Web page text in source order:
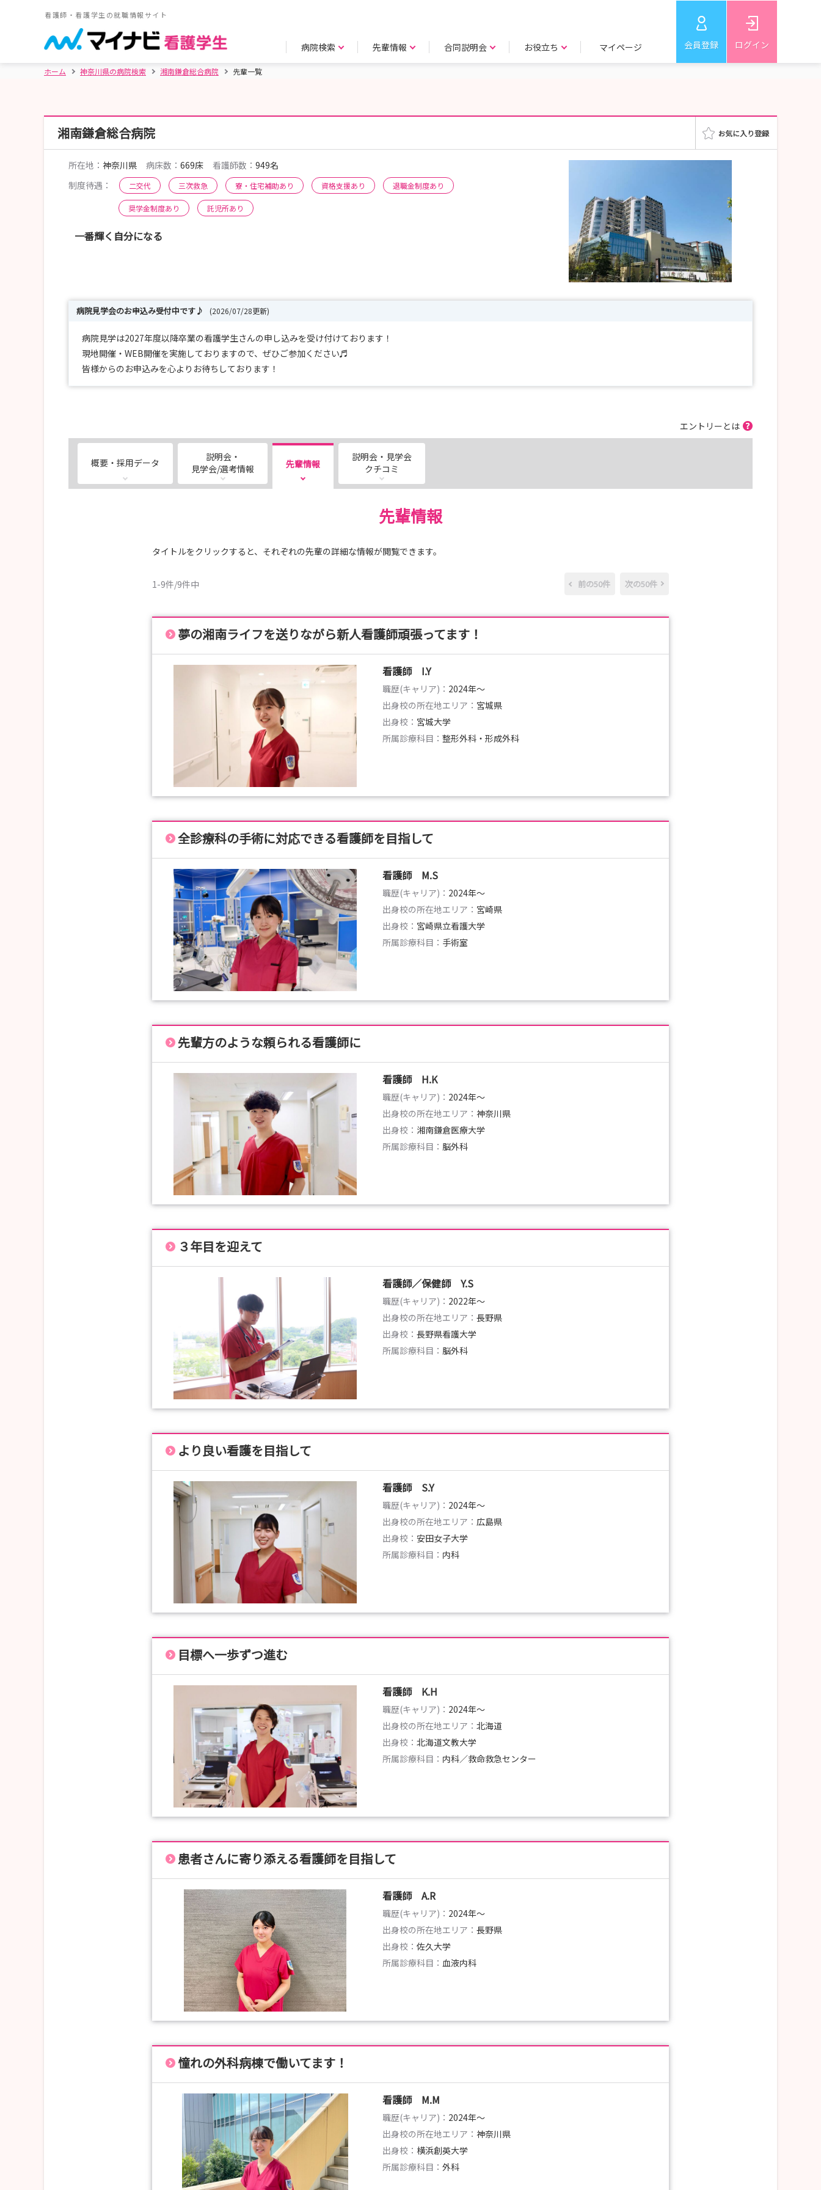
看護師・看護学生の就職情報サイト
病院検索 先輩情報 合同説明会 お役立ち マイページ 会員登録 ログイン
ホーム 神奈川県の病院検索 湘南鎌倉総合病院 先輩一覧
湘南鎌倉総合病院
所在地： 神奈川県 病床数： 669床 看護師数： 949名
制度待遇：
二交代 三次救急 寮・住宅補助あり 資格支援あり 退職金制度あり
奨学金制度あり 託児所あり
一番輝く自分になる
病院見学会のお申込み受付中です♪ (2026/07/28更新)
病院見学は2027年度以降卒業の看護学生さんの申し込みを受け付けております！
現地開催・WEB開催を実施しておりますので、ぜひご参加ください♬
皆様からのお申込みを心よりお待ちしております！
エントリーとは
概要・採用データ
説明会・
見学会/選考情報
先輩情報
説明会・見学会
クチコミ
先輩情報
タイトルをクリックすると、それぞれの先輩の詳細な情報が閲覧できます。
1-9件/9件中 前の50件 次の50件
夢の湘南ライフを送りながら新人看護師頑張ってます！
看護師 I.Y
職歴(キャリア)： 2024年〜
出身校の所在地エリア： 宮城県
出身校： 宮城大学
所属診療科目： 整形外科・形成外科
全診療科の手術に対応できる看護師を目指して
看護師 M.S
職歴(キャリア)： 2024年〜
出身校の所在地エリア： 宮崎県
出身校： 宮崎県立看護大学
所属診療科目： 手術室
先輩方のような頼られる看護師に
看護師 H.K
職歴(キャリア)： 2024年〜
出身校の所在地エリア： 神奈川県
出身校： 湘南鎌倉医療大学
所属診療科目： 脳外科
３年目を迎えて
看護師／保健師 Y.S
職歴(キャリア)： 2022年〜
出身校の所在地エリア： 長野県
出身校： 長野県看護大学
所属診療科目： 脳外科
より良い看護を目指して
看護師 S.Y
職歴(キャリア)： 2024年〜
出身校の所在地エリア： 広島県
出身校： 安田女子大学
所属診療科目： 内科
目標へ一歩ずつ進む
看護師 K.H
職歴(キャリア)： 2024年〜
出身校の所在地エリア： 北海道
出身校： 北海道文教大学
所属診療科目： 内科／救命救急センター
患者さんに寄り添える看護師を目指して
看護師 A.R
職歴(キャリア)： 2024年〜
出身校の所在地エリア： 長野県
出身校： 佐久大学
所属診療科目： 血液内科
憧れの外科病棟で働いてます！
看護師 M.M
職歴(キャリア)： 2024年〜
出身校の所在地エリア： 神奈川県
出身校： 横浜創英大学
所属診療科目： 外科